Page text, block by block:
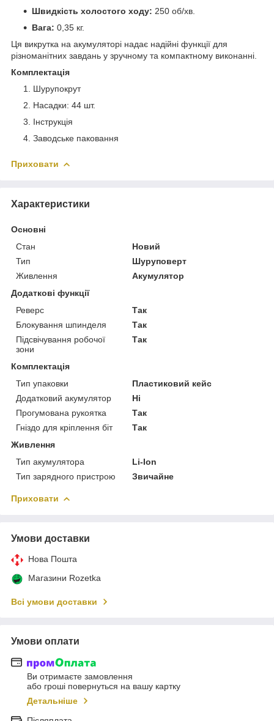
Швидкість холостого ходу: 250 об/хв.
Вага: 0,35 кг.
Ця викрутка на акумуляторі надає надійні функції для
різноманітних завдань у зручному та компактному виконанні.
Комплектація
Шурупокрут
Насадки: 44 шт.
Інструкція
Заводське паковання
Приховати
Характеристики
Основні
Стан
Новий
Тип
Шуруповерт
Живлення
Акумулятор
Додаткові функції
Реверс
Так
Блокування шпинделя
Так
Підсвічування робочої
зони
Так
Комплектація
Тип упаковки
Пластиковий кейс
Додатковий акумулятор
Ні
Прогумована рукоятка
Так
Гніздо для кріплення біт
Так
Живлення
Тип акумулятора
Li-Ion
Тип зарядного пристрою
Звичайне
Приховати
Умови доставки
Нова Пошта
Магазини Rozetka
Всі умови доставки
Умови оплати
Ви отримаєте замовлення
або гроші повернуться на вашу картку
Детальніше